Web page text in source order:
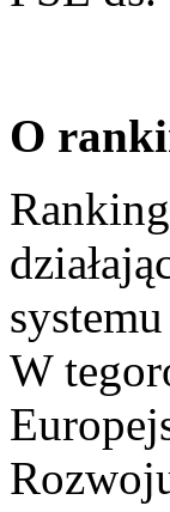
O
W